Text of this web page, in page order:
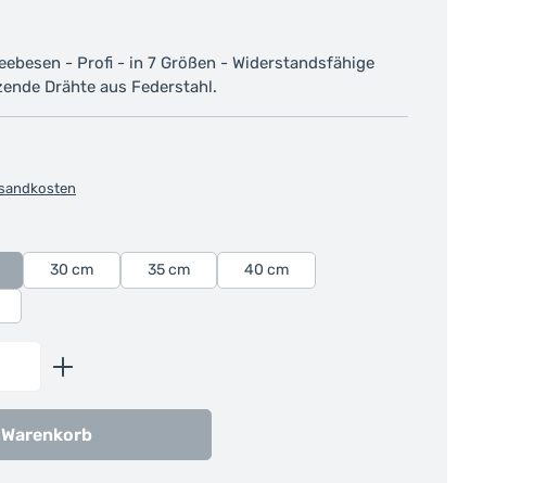
- Profi - in 7 Größen - Widerstandsfähige
Drähte aus Federstahl.
30 cm 35 cm
40 cm
Gib den gewünschten Wert ein oder